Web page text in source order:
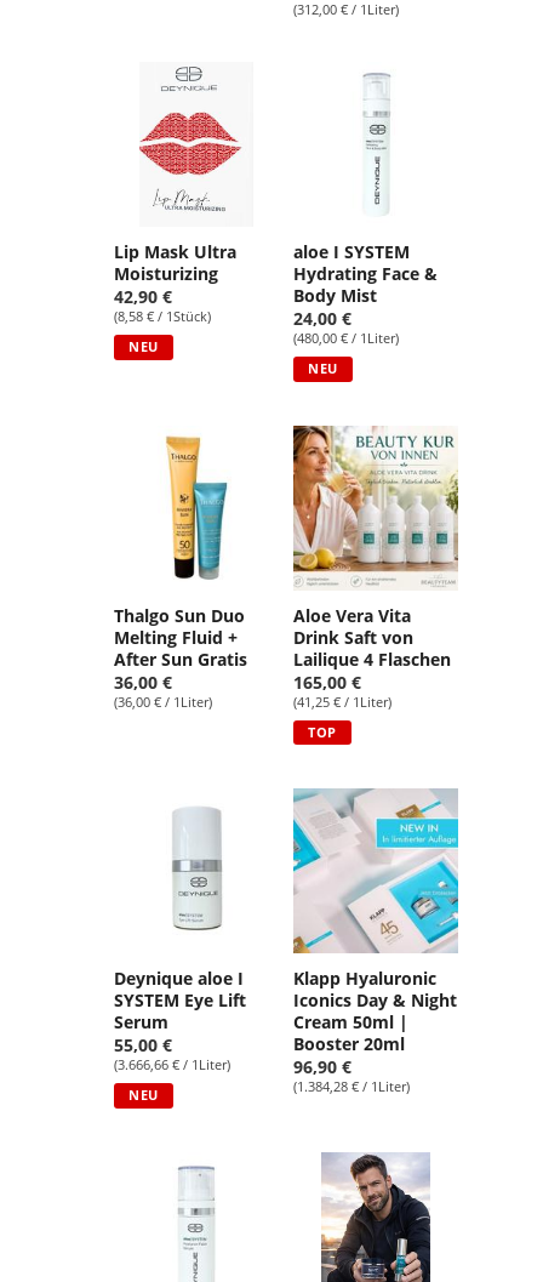
(312,00 € / 1Liter)
Lip Mask Ultra
Moisturizing
42,90 €
(8,58 € / 1Stück)
NEU
aloe I SYSTEM
Hydrating Face &
Body Mist
24,00 €
(480,00 € / 1Liter)
NEU
Thalgo Sun Duo
Melting Fluid +
After Sun Gratis
36,00 €
(36,00 € / 1Liter)
Aloe Vera Vita
Drink Saft von
Lailique 4 Flaschen
165,00 €
(41,25 € / 1Liter)
TOP
Deynique aloe I
SYSTEM Eye Lift
Serum
55,00 €
(3.666,66 € / 1Liter)
NEU
Klapp Hyaluronic
Iconics Day & Night
Cream 50ml |
Booster 20ml
96,90 €
(1.384,28 € / 1Liter)